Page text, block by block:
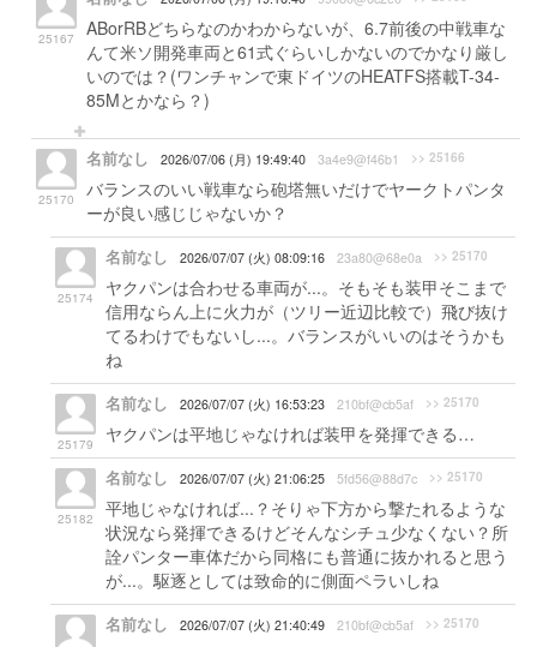
25167
ABorRBどちらなのかわからないが、6.7前後の中戦車な
んて米ソ開発車両と61式ぐらいしかないのでかなり厳し
いのでは？(ワンチャンで東ドイツのHEATFS搭載T-34-
85Mとかなら？)
25170
名前なし 2026/07/06 (月) 19:49:40 3a4e9@f46b1 >> 25166
バランスのいい戦車なら砲塔無いだけでヤークトパンタ
ーが良い感じじゃないか？
25174
名前なし 2026/07/07 (火) 08:09:16 23a80@68e0a >> 25170
ヤクパンは合わせる車両が...。そもそも装甲そこまで
信用ならん上に火力が（ツリー近辺比較で）飛び抜け
てるわけでもないし...。バランスがいいのはそうかも
ね
25179
名前なし 2026/07/07 (火) 16:53:23 210bf@cb5af >> 25170
ヤクパンは平地じゃなければ装甲を発揮できる…
25182
名前なし 2026/07/07 (火) 21:06:25 5fd56@88d7c >> 25170
平地じゃなければ...？そりゃ下方から撃たれるような
状況なら発揮できるけどそんなシチュ少なくない？所
詮パンター車体だから同格にも普通に抜かれると思う
が...。駆逐としては致命的に側面ペラいしね
名前なし 2026/07/07 (火) 21:40:49 210bf@cb5af >> 25170